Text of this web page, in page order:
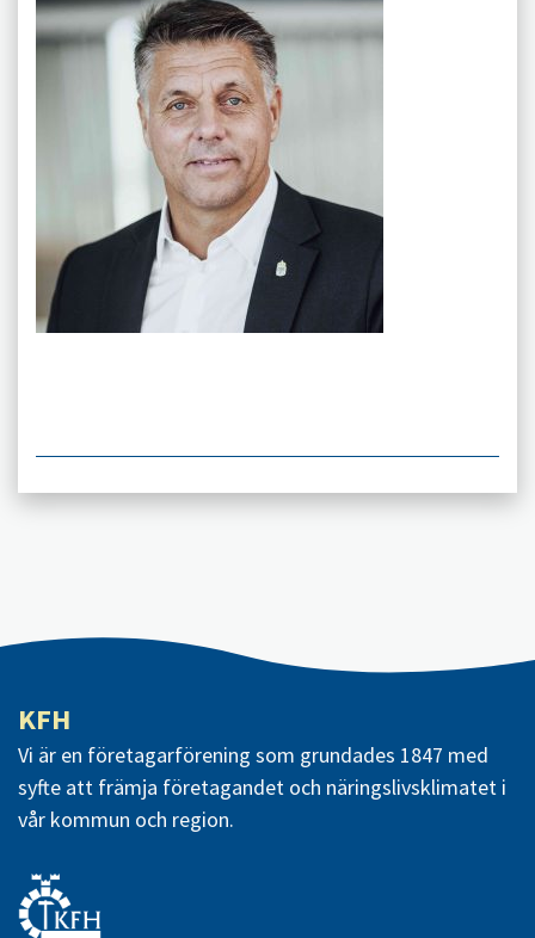
KFH
Vi är en företagarförening som grundades 1847 med
syfte att främja företagandet och näringslivsklimatet i
vår kommun och region.